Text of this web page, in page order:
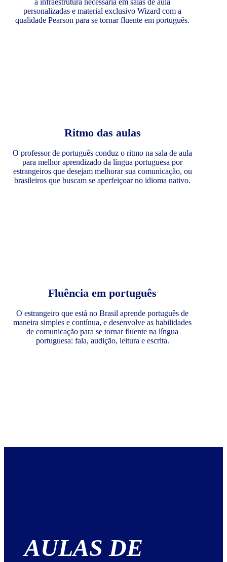
a infraestrutura necessária em salas de aula
personalizadas e material exclusivo Wizard com a
qualidade Pearson para se tornar fluente em português.
Ritmo das aulas
O professor de português conduz o ritmo na sala de aula
para melhor aprendizado da língua portuguesa por
estrangeiros que desejam melhorar sua comunicação, ou
brasileiros que buscam se aperfeiçoar no idioma nativo.
Fluência em português
O estrangeiro que está no Brasil aprende português de
maneira simples e contínua, e desenvolve as habilidades
de comunicação para se tornar fluente na língua
portuguesa: fala, audição, leitura e escrita.
AULAS DE